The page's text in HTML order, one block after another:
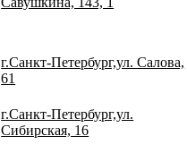
г.Санкт-Петербург,ул. Салова,
61
г.Санкт-Петербург,ул.
Сибирская, 16